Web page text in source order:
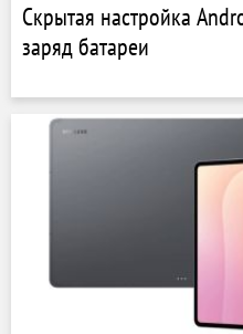
Скрытая настройка
заряд батареи